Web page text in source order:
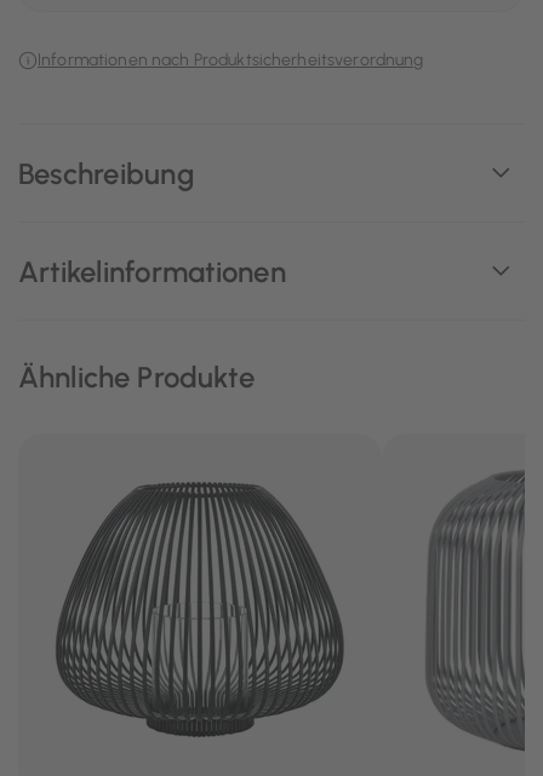
Beschreibung
Artikelinformationen
Informationen nach Produktsicherheitsverordnung